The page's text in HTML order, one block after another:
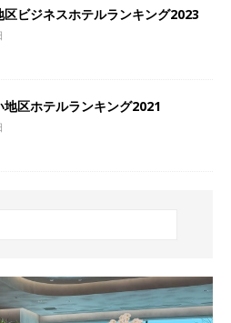
区ビジネスホテルランキング2023
地区ホテルランキング2021